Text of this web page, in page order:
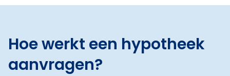
Hoe werkt een hypotheek
aanvragen?